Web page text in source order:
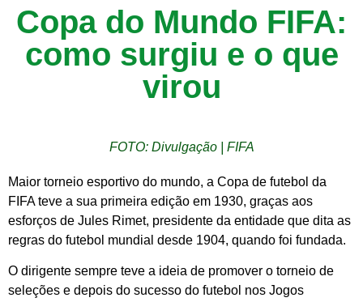
Copa do Mundo FIFA:
como surgiu e o que
virou
FOTO: Divulgação | FIFA
Maior torneio esportivo do mundo, a Copa de futebol da
FIFA teve a sua primeira edição em 1930, graças aos
esforços de Jules Rimet, presidente da entidade que dita as
regras do futebol mundial desde 1904, quando foi fundada.
O dirigente sempre teve a ideia de promover o torneio de
seleções e depois do sucesso do futebol nos Jogos